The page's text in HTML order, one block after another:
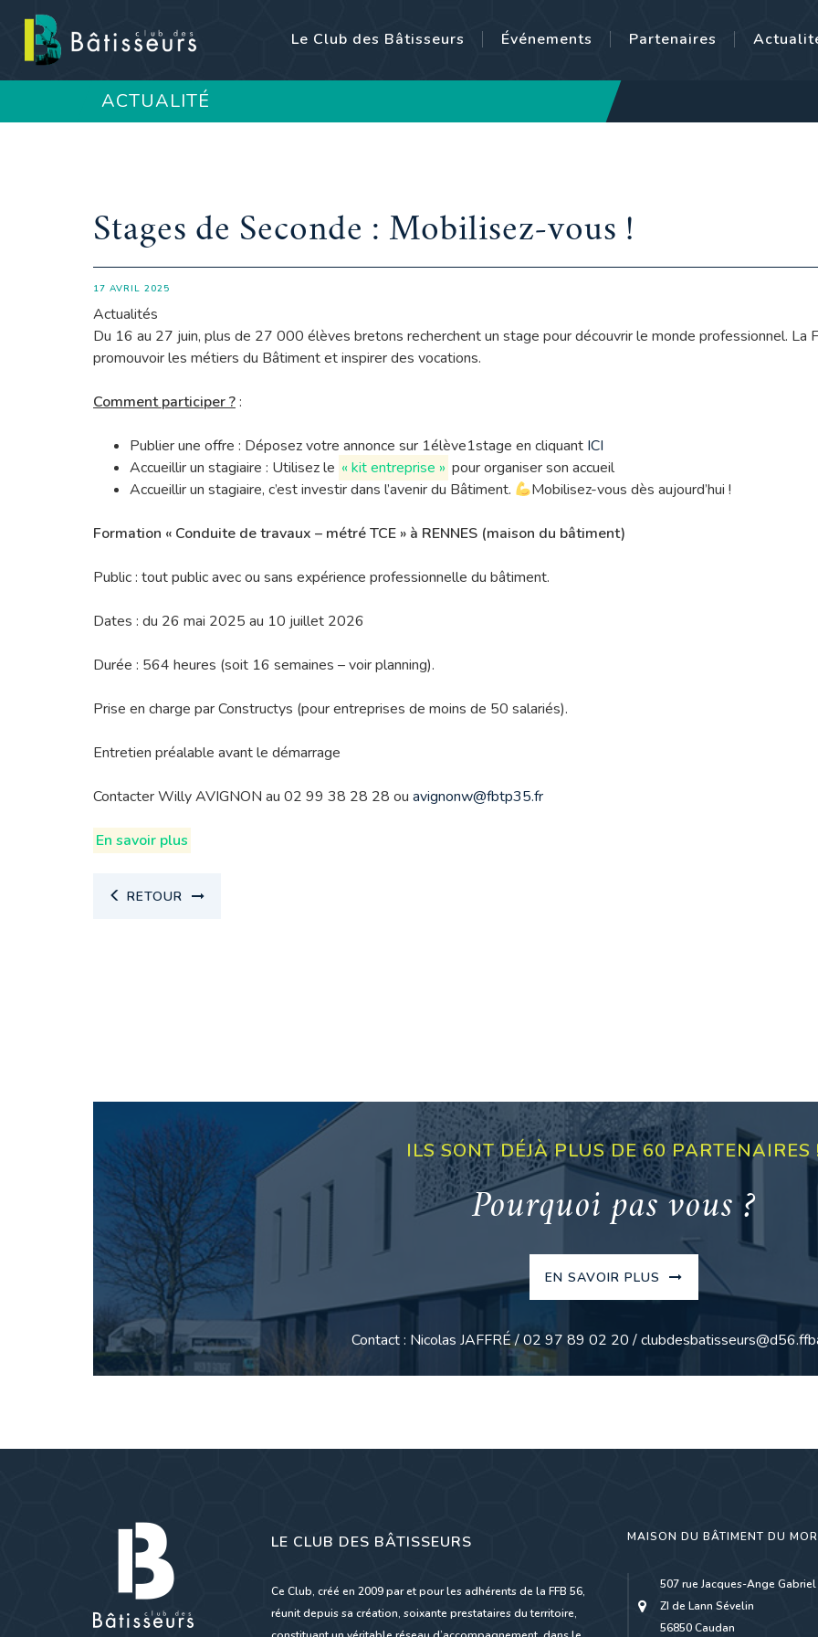
Le Club des Bâtisseurs Événements Partenaires
ACTUALITÉ
Stages de Seconde : Mobilisez-vous !
17 AVRIL 2025
Actualités
Du 16 au 27 juin, plus de 27 000 élèves bretons recherchent un stage pour découvrir le monde professionnel. La
promouvoir les métiers du Bâtiment et inspirer des vocations.
Comment participer ?:
Publier une offre : Déposez votre annonce sur 1élève1stage en cliquant ICI
Accueillir un stagiaire : Utilisez le « kit entreprise » pour organiser son accueil
Accueillir un stagiaire, c’est investir dans l’avenir du Bâtiment.
Mobilisez-vous dès aujourd’hui !
Formation « Conduite de travaux – métré TCE » à RENNES (maison du bâtiment)
Public : tout public avec ou sans expérience professionnelle du bâtiment.
Dates : du 26 mai 2025 au 10 juillet 2026
Durée : 564 heures (soit 16 semaines – voir planning).
Prise en charge par Constructys (pour entreprises de moins de 50 salariés).
Entretien préalable avant le démarrage
Contacter Willy AVIGNON au 02 99 38 28 28 ou avignonw@fbtp35.fr
En savoir plus
RETOUR
ILS SONT DÉJÀ PLUS DE 60 PARTENAIRES
Pourquoi pas vous ?
EN SAVOIR PLUS
Contact : Nicolas JAFFRÉ / 02 97 89 02 20 /
LE CLUB DES BÂTISSEURS
Ce Club, créé en 2009 par et pour les adhérents de la FFB 56,
réunit depuis sa création, soixante prestataires du territoire,
MAISON DU BÂTIMENT DU
507 rue Jacques-Ange Gabriel
ZI de Lann Sévelin
56850 Caudan